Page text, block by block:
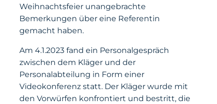
Weihnachtsfeier unangebrachte
Bemerkungen über eine Referentin
gemacht haben.
Am 4.1.2023 fand ein Personalgespräch
zwischen dem Kläger und der
Personalabteilung in Form einer
Videokonferenz statt. Der Kläger wurde mit
den Vorwürfen konfrontiert und bestritt, die